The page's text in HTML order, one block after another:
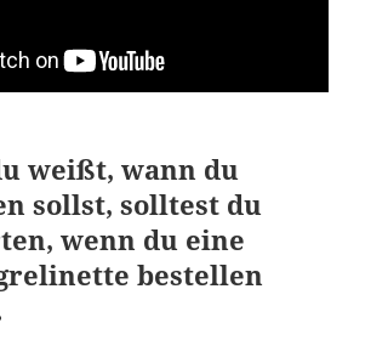
weißt, wann du
sollst, solltest du
wenn du eine
bestellen